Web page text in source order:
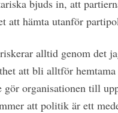
bjuds in, att
att hämta utanför
alltid genom det
att bli alltför hemtama
gör organisationen till
att politik är ett